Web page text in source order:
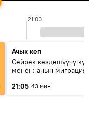
21:00
Ачык кеп
Сейрек кездешүүчү
менен: анын
21:05 43 мин